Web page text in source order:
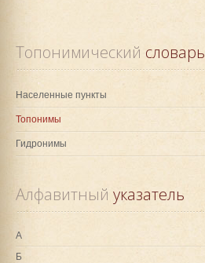
Топонимический словарь
Населенные пункты
Топонимы
Гидронимы
Алфавитный указатель
А
Б